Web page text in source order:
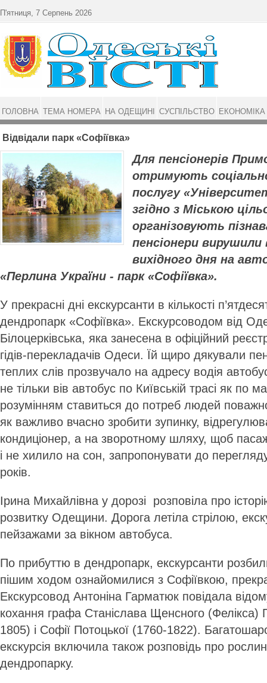
Відвідали парк «Софіївка»
Для пенсіонерів
отримують
послугу
згідно з Міською
організовують
пенсіонери
вихідного дня на
«Перлина України - парк «Софіївка».
У прекрасні дні екскурсанти в кількості
дендропарк «Софіївка». Екскурсоводом від
Білоцерківська, яка занесена в офіційний
гідів-перекладачів Одеси. Їй щиро дякували
теплих слів прозвучало на адресу водія
не тільки вів автобус по Київській трасі як по
розумінням ставиться до потреб людей
як важливо вчасно зробити зупинку,
кондиціонер, а на зворотному шляху, щоб
і не хилило на сон, запропонувати до
років.
Ірина Михайлівна у дорозі розповіла про
розвитку Одещини. Дорога летіла стрілою,
пейзажами за вікном автобуса.
По прибуттю в дендропарк, екскурсанти
пішим ходом ознайомилися з Софіївкою,
Екскурсовод Антоніна Гарматюк повідала
кохання графа Станіслава Щенсного (Фелікса)
1805) і Софії Потоцької (1760-1822).
екскурсія включила також розповідь про
дендропарку.
П'ятниця, 7 Серпень 2026
ГОЛОВНА ТЕМА НОМЕРА НА ОДЕЩИНІ СУСПІЛЬСТВО ЕКОНОМІКА